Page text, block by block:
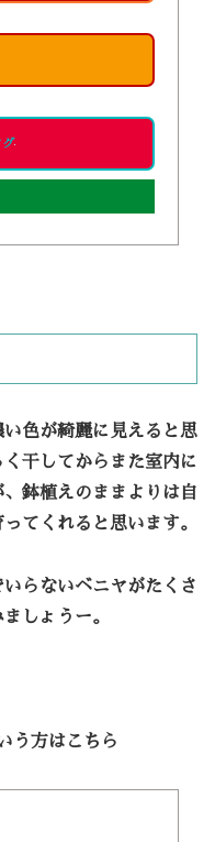
グ
色が綺麗に見えると思
干してからまた室内に
鉢植えのままよりは自
てくれると思います。
らないベニヤがたくさ
しょうー。
う方はこちら